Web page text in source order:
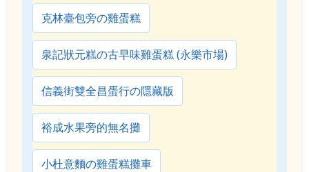
克林臺包旁の雞蛋糕
泉記狀元糕の古早味雞蛋糕 (永樂市場)
信義街雙全昌蛋行の隱藏版
裕成水果旁的無名攤
小杜意麵の雞蛋糕攤車